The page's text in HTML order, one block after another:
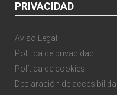
PRIVACIDAD
Aviso Legal
Política de privacidad
Política de cookies
Declaración de